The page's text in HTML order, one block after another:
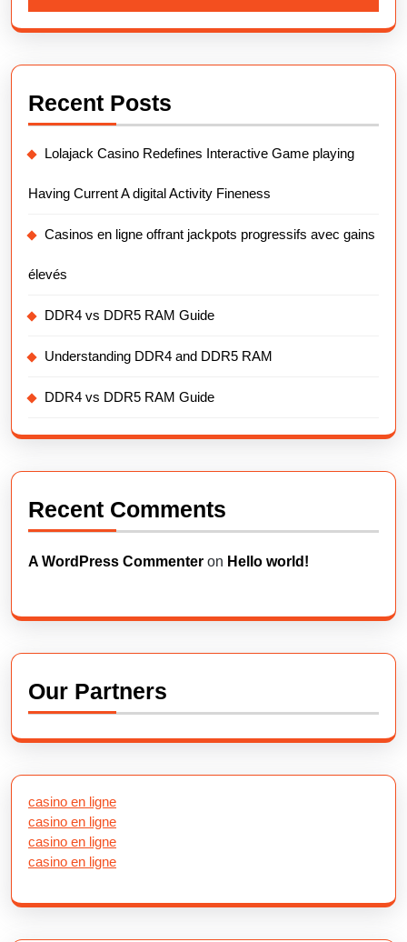
Recent Posts
Lolajack Casino Redefines Interactive Game playing
Having Current A digital Activity Fineness
Casinos en ligne offrant jackpots progressifs avec gains
élevés
DDR4 vs DDR5 RAM Guide
Understanding DDR4 and DDR5 RAM
DDR4 vs DDR5 RAM Guide
Recent Comments
A WordPress Commenter on Hello world!
Our Partners
casino en ligne
casino en ligne
casino en ligne
casino en ligne